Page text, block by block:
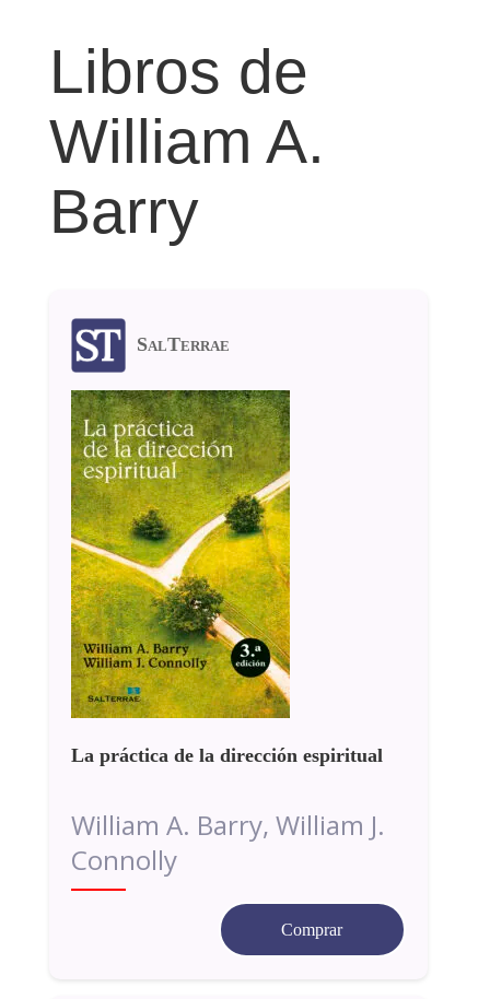
Libros de
William A.
Barry
SalTerrae
La práctica de la dirección espiritual
William A. Barry, William J.
Connolly
Comprar